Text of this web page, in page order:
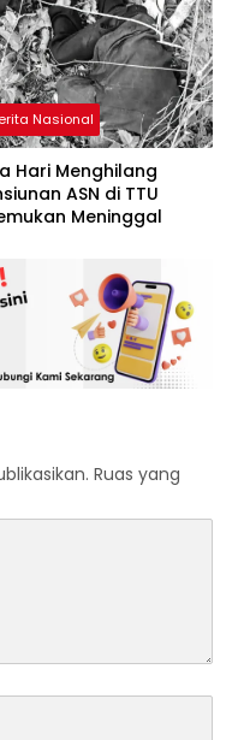
Nasional
Hari Menghilang
ASN di TTU
Meninggal
Ruas yang